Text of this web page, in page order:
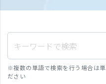
※複数の単語で検索を行う場合は
ださい